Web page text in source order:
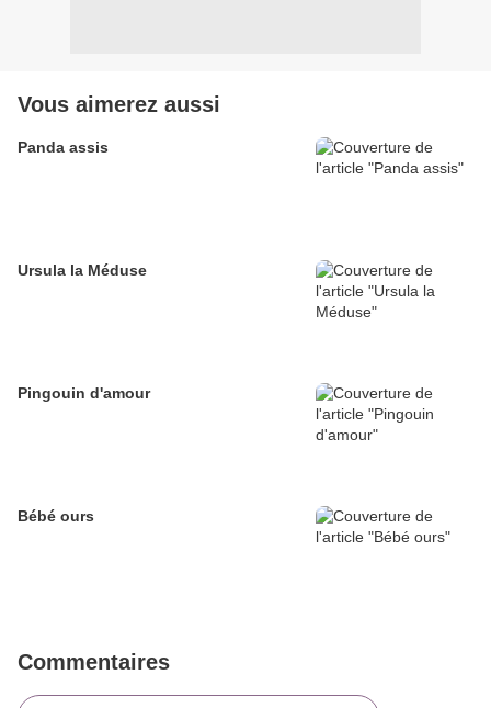
Vous aimerez aussi
Panda assis
Ursula la Méduse
Pingouin d'amour
Bébé ours
Commentaires